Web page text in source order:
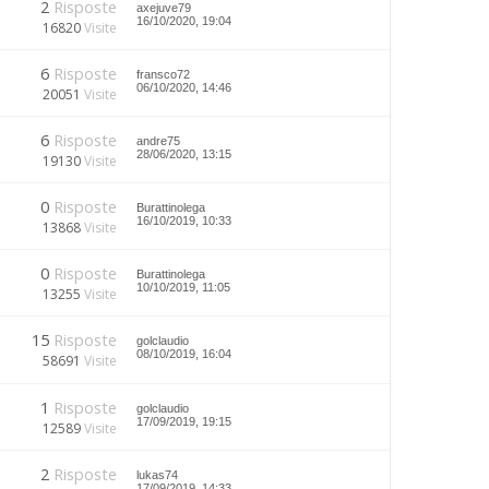
2 Risposte
16820Visite
axejuve79
16/10/2020, 19:04
6 Risposte
20051 Visite
fransco72
06/10/2020, 14:46
6 Risposte
19130Visite
andre75
28/06/2020, 13:15
0 Risposte
13868Visite
Burattinolega
16/10/2019, 10:33
0 Risposte
13255 Visite
Burattinolega
10/10/2019, 11:05
15 Risposte
58691 Visite
golclaudio
08/10/2019, 16:04
1 Risposte
12589Visite
golclaudio
17/09/2019, 19:15
2 Risposte
lukas74